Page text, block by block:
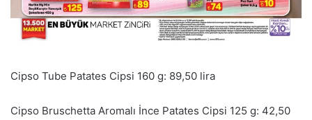
Cipso Tube Patates Cipsi 160 g: 89,50 lira
Cipso Bruschetta Aromalı İnce Patates Cipsi 125 g: 42,50